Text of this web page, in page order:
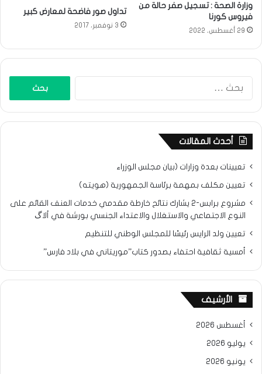
وزارة الصحة : تسجيل صفر حالة من
فيروس كورنا
29 أغسطس، 2022
تداول صور فاضحة لمعارض كبير
3 نوفمبر، 2017
أحدث المقالات
تعيينات بعدة وزارات (بيان مجلس الوزراء
تعيين مكلف بمهمة برئاسة الجمهورية (هويته)
مشروع برابس-2 يشارك نتائح خارطة مقدمي خدمات العنف القائم على
النوع الاجتماعي والاستغلال والاعتداء الجنسي بورشة في ألاگ
تعيين ولد الرايس رئيسًا للمجلس الوطني للتنظيم
أمسية ثقافية احتفاء بصدور كتاب”موريتاني في بلاد فارس”
الأرشيف
أغسطس 2026
يوليو 2026
يونيو 2026